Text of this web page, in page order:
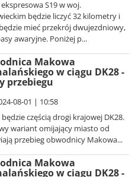
S19 w woj.
będzie liczyć 32 kilometry i
mieć przekrój dwujezdniowy,
awaryjne. Poniżej p...
Makowa
w ciągu DK28 -
przebiegu
08-01 | 10:58
częścią drogi krajowej DK28.
wariant omijający miasto od
przebieg obwodnicy Makowa...
Makowa
w ciągu DK28 -